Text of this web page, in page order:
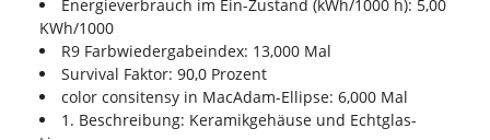
Energieverbrauch im Ein-Zustand (kWh/1000 h): 5,00
KWh/1000
R9 Farbwiedergabeindex: 13,000 Mal
Survival Faktor: 90,0 Prozent
color consitensy in MacAdam-Ellipse: 6,000 Mal
1. Beschreibung: Keramikgehäuse und Echtglas-